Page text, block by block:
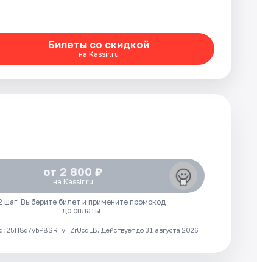
Билеты со скидкой
на Kassir.ru
от 2 800 ₽
на Kassir.ru
шаг. Выберите билет и примените промокод
до оплаты
Действует до 31 августа 2026